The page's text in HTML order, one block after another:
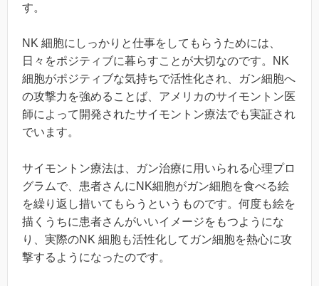
す。
NK 細胞にしっかりと仕事をしてもらうためには、
日々をポジティブに暮らすことが大切なのです。NK
細胞がポジティブな気持ちで活性化され、ガン細胞へ
の攻撃力を強めることば、アメリカのサイモントン医
師によって開発されたサイモントン療法でも実証され
でいます。
サイモントン療法は、ガン治療に用いられる心理プロ
グラムで、患者さんにNK細胞がガン細胞を食べる絵
を繰り返し措いてもらうというものです。何度も絵を
描くうちに患者さんがいいイメージをもつようにな
り、実際のNK 細胞も活性化してガン細胞を熱心に攻
撃するようになったのです。